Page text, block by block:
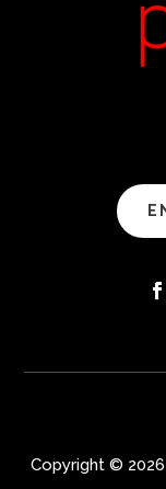
Copyright ©